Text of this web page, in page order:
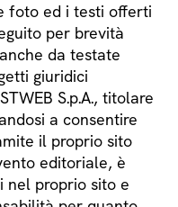
foto ed i testi offerti
per brevità
da testate
giuridici
S.p.A., titolare
a consentire
il proprio sito
editoriale, è
nel proprio sito e